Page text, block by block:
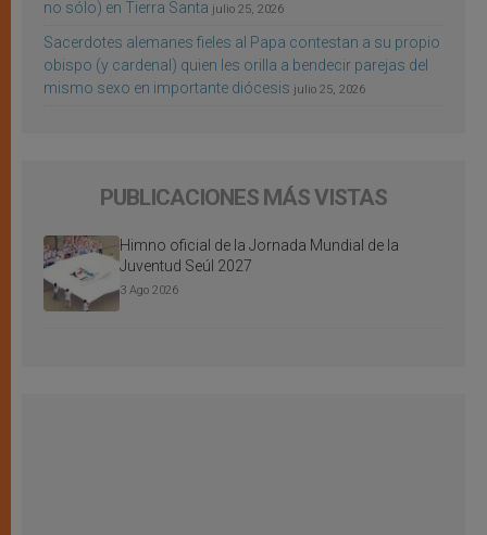
no sólo) en Tierra Santa julio 25, 2026
Sacerdotes alemanes fieles al Papa contestan a su propio
obispo (y cardenal) quien les orilla a bendecir parejas del
mismo sexo en importante diócesis julio 25, 2026
PUBLICACIONES MÁS VISTAS
Himno oficial de la Jornada Mundial de la
Juventud Seúl 2027
3 Ago 2026